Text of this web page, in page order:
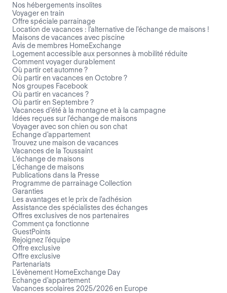
Nos hébergements insolites
Voyager en train
Offre spéciale parrainage
Location de vacances : l'alternative de l'échange de maisons !
Maisons de vacances avec piscine
Avis de membres HomeExchange
Logement accessible aux personnes à mobilité réduite
Comment voyager durablement
Où partir cet automne ?
Où partir en vacances en Octobre ?
Nos groupes Facebook
Où partir en vacances ?
Où partir en Septembre ?
Vacances d'été à la montagne et à la campagne
Idées reçues sur l'échange de maisons
Voyager avec son chien ou son chat
Echange d'appartement
Trouvez une maison de vacances
Vacances de la Toussaint
L’échange de maisons
L’échange de maisons
Publications dans la Presse
Programme de parrainage Collection
Garanties
Les avantages et le prix de l'adhésion
Assistance des spécialistes des échanges
Offres exclusives de nos partenaires
Comment ça fonctionne
GuestPoints
Rejoignez l'équipe
Offre exclusive
Offre exclusive
Partenariats
L'évènement HomeExchange Day
Echange d'appartement
Vacances scolaires 2025/2026 en Europe